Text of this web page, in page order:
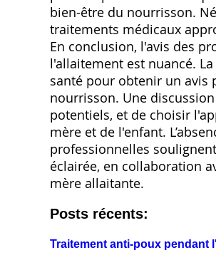
bien-être du nourrisson.
traitements médicaux
En conclusion, l'avis des
l'allaitement est nuancé.
santé pour obtenir un avis
nourrisson. Une
potentiels, et de choisir
mère et de l'enfant.
professionnelles
éclairée, en collaboration
mère allaitante.
Posts récents:
Traitement anti-poux pendant